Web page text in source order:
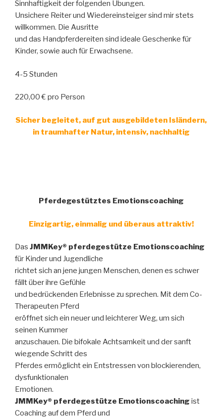
Sinnhaftigkeit der folgenden Übungen.
Unsichere Reiter und Wiedereinsteiger sind mir stets
willkommen. Die Ausritte
und das Handpferdereiten sind ideale Geschenke für
Kinder, sowie auch für Erwachsene.
4-5 Stunden
220,00 € pro Person
Sicher begleitet, auf gut ausgebildeten Isländern,
in traumhafter Natur, intensiv, nachhaltig
Pferdegestütztes Emotionscoaching
Einzigartig, einmalig und überaus attraktiv!
Das JMMKey® pferdegestütze Emotionscoaching
für Kinder und Jugendliche
richtet sich an jene jungen Menschen, denen es schwer
fällt über ihre Gefühle
und bedrückenden Erlebnisse zu sprechen. Mit dem Co-
Therapeuten Pferd
eröffnet sich ein neuer und leichterer Weg, um sich
seinen Kummer
anzuschauen. Die bifokale Achtsamkeit und der sanft
wiegende Schritt des
Pferdes ermöglicht ein Entstressen von blockierenden,
dysfunktionalen
Emotionen.
JMMKey® pferdegestütze Emotionscoaching ist
Coaching auf dem Pferd und